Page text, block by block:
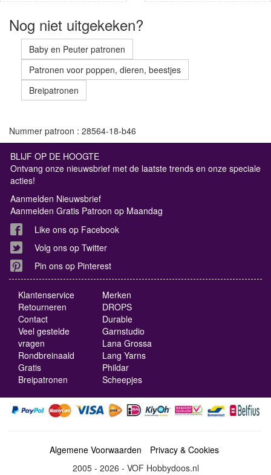
Nog niet uitgekeken?
Baby en Peuter patronen
Patronen voor poppen, dieren, beestjes
Breipatronen
Nummer patroon : 28564-18-b46
BLIJF OP DE HOOGTE
Ontvang onze nieuwsbrief met de laatste trends en onze speciale
acties!
Aanmelden Nieuwsbrief
Aanmelden Gratis Patroon op Maandag
Like ons op Facebook
Volg ons op Twitter
Pin ons op Pinterest
Klantenservice
Retourneren
Contact
Veel gestelde
vragen
Rondbreinaald
Gratis
Breipatronen
Merken
DROPS
Durable
Garnstudio
Lana Grossa
Lang Yarns
Phildar
Scheepjes
Algemene Voorwaarden
Privacy & Cookies
2005 - 2026 - VOF Hobbydoos.nl